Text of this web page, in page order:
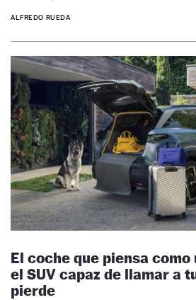
ALFREDO RUEDA
El coche que piensa
el SUV capaz de llamar a
pierde